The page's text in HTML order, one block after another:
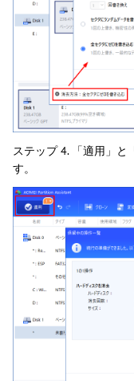
ステップ 4. 「適用」と
す。